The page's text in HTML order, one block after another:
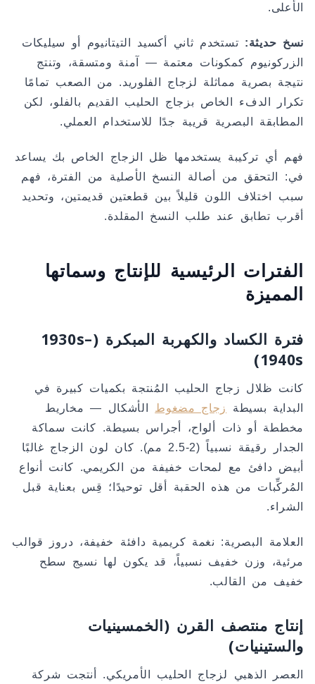
الأعلى.
نسخ حديثة: تستخدم ثاني أكسيد التيتانيوم أو سيليكات
الزركونيوم كمكونات معتمة — آمنة ومتسقة، وتنتج
نتيجة بصرية مماثلة لزجاج الفلوريد. من الصعب تمامًا
تكرار الدفء الخاص بزجاج الحليب القديم بالفلو، لكن
المطابقة البصرية قريبة جدًا للاستخدام العملي.
فهم أي تركيبة يستخدمها ظل الزجاج الخاص بك يساعد
في: التحقق من أصالة النسخ الأصلية من الفترة، فهم
سبب اختلاف اللون قليلاً بين قطعتين قديمتين، وتحديد
أقرب تطابق عند طلب النسخ المقلدة.
الفترات الرئيسية للإنتاج وسماتها
المميزة
فترة الكساد والكهربة المبكرة (1930s–
1940s)
كانت ظلال زجاج الحليب المُنتجة بكميات كبيرة في
البداية بسيطة
زجاج مضغوط الأشكال — مخاريط
مخططة أو ذات ألواح، أجراس بسيطة. كانت سماكة
الجدار رقيقة نسبياً (2-2.5 مم). كان لون الزجاج غالبًا
أبيض دافئ مع لمحات خفيفة من الكريمي. كانت أنواع
المُركِّبات من هذه الحقبة أقل توحيدًا؛ قِس بعناية قبل
الشراء.
العلامة البصرية: نغمة كريمية دافئة خفيفة، دروز قوالب
مرئية، وزن خفيف نسبياً، قد يكون لها نسيج سطح
خفيف من القالب.
إنتاج منتصف القرن (الخمسينيات
والستينيات)
العصر الذهبي لزجاج الحليب الأمريكي. أنتجت شركة